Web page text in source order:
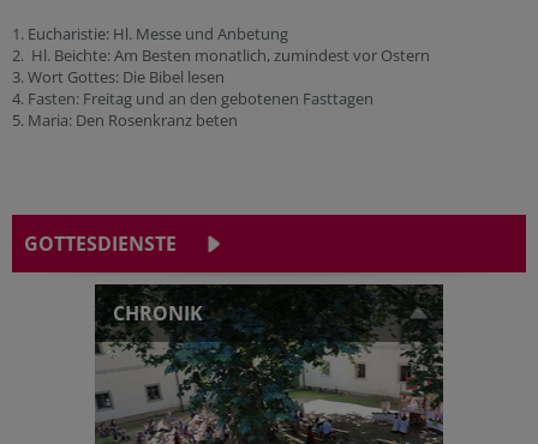
1. Eucharistie: Hl. Messe und Anbetung
2. Hl. Beichte: Am Besten monatlich, zumindest vor Ostern
3. Wort Gottes: Die Bibel lesen
4. Fasten: Freitag und an den gebotenen Fasttagen
5. Maria: Den Rosenkranz beten
GOTTESDIENSTE
CHRONIK